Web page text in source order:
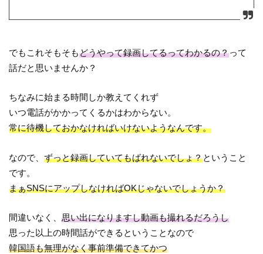
でもこれそもそもどうやって録画してるってわかるの？って
話だと思いませんか？
ちなみに始まる時間しか教えてくれず
いつ電話がかかってくるかはわからない。
常に待機しておかなければいけないようなんです。
なので、ずっと録画していてもばれないでしょ？ということ
です。
まぁSNSにアップしなければOKじゃないでしょうか？
間違いなく、思い出になりますし動画も撮れるだろうし
思った以上の時間話ができるということなので
韓国語も無理がなく事前準備できてかつ